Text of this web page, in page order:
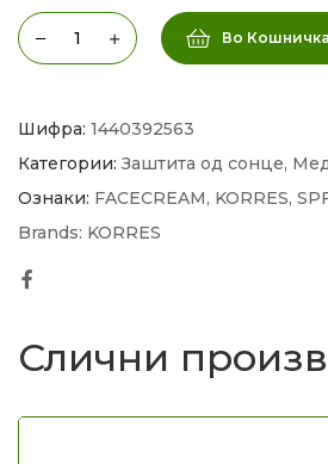
Во Кошничка
Шифра: 1440392563
Категории: Заштита од сонце,
Ознаки: FACECREAM, KORRES,
Brands: KORRES
Слични